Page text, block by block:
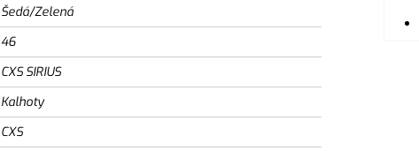
Šedá/Zelená
46
CXS SIRIUS
Kalhoty
CXS